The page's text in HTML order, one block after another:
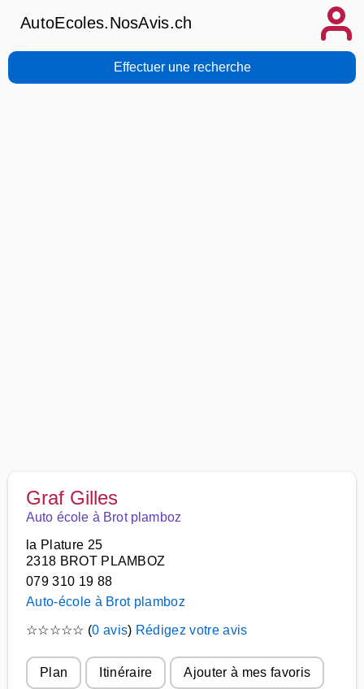
AutoEcoles.NosAvis.ch
Effectuer une recherche
Graf Gilles
Auto école à Brot plamboz
la Plature 25
2318 BROT PLAMBOZ
079 310 19 88
Auto-école à Brot plamboz
☆☆☆☆☆ (0 avis) Rédigez votre avis
Plan Itinéraire Ajouter à mes favoris